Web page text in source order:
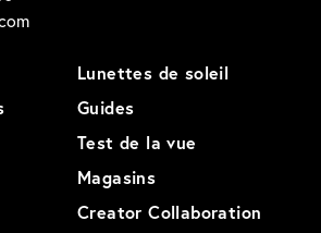
Lunettes de soleil
Guides
Test de la vue
Magasins
Creator Collaboration